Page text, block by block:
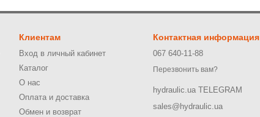
Клиентам
Вход в личный кабинет
Каталог
О нас
Оплата и доставка
Обмен и возврат
Контактная информация
067 640-11-88
Перезвонить вам?
hydraulic.ua TELEGRAM
sales@hydraulic.ua